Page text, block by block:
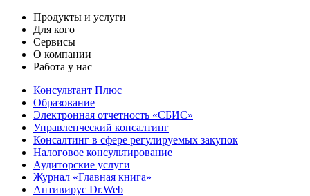
Продукты и услуги
Для кого
Сервисы
О компании
Работа у нас
Консультант Плюс
Образование
Электронная отчетность «СБИС»
Управленческий консалтинг
Консалтинг в сфере регулируемых закупок
Налоговое консультирование
Аудиторские услуги
Журнал «Главная книга»
Антивирус Dr.Web